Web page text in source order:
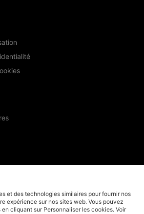
et des technologies similaires pour fournir nos
expérience sur nos sites web. Vous pouvez
cliquant sur Personnaliser les cookies. Voir